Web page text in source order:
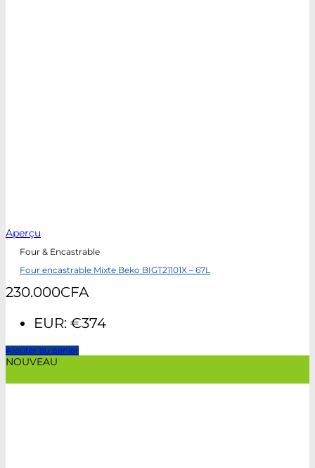
Aperçu
Four & Encastrable
Four encastrable Mixte Beko BIGT21101X – 67L
230.000CFA
EUR: €374
Ajouter au panier
NOUVEAU